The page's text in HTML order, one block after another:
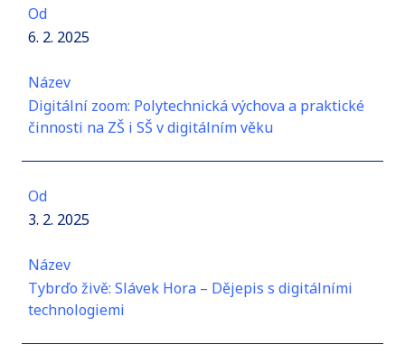
Od
6. 2. 2025
Název
Digitální zoom: Polytechnická výchova a praktické
činnosti na ZŠ i SŠ v digitálním věku
Od
3. 2. 2025
Název
Tybrďo živě: Slávek Hora – Dějepis s digitálními
technologiemi